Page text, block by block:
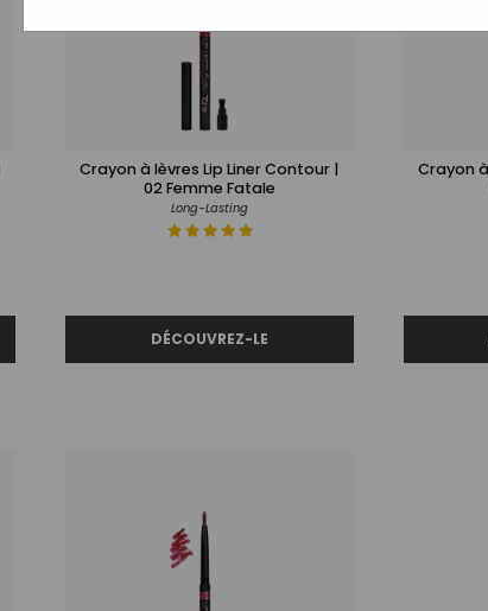
Crayon à lèvres Lip Liner Contour |
02 Femme Fatale
Long-Lasting
Crayon